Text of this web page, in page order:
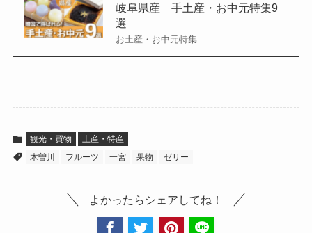
岐阜県産 手土産・お中元特集9
選
お土産・お中元特集
観光・買物
土産・特産
木曽川
フルーツ 一宮 果物 ゼリー
よかったらシェアしてね！